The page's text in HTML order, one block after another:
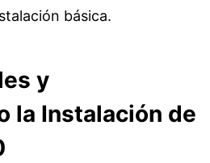
básica.
y
la Instalación de